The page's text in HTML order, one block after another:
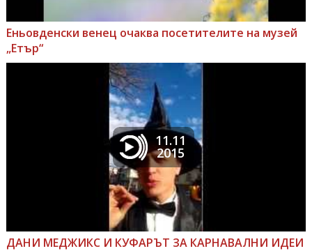
Еньовденски венец очаква посетителите на музей
„Етър“
11.11
2015
ДАНИ МЕДЖИКС И КУФАРЪТ ЗА КАРНАВАЛНИ ИДЕИ